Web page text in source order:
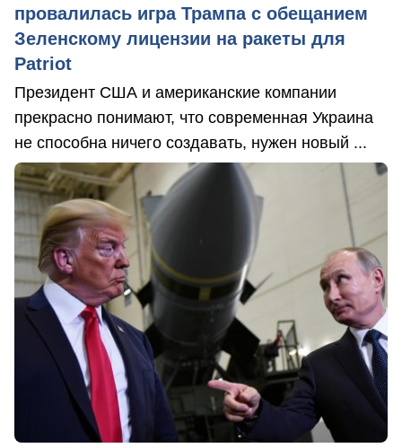
провалилась игра Трампа с обещанием
Зеленскому лицензии на ракеты для
Patriot
Президент США и американские компании
прекрасно понимают, что современная Украина
не способна ничего создавать, нужен новый ...